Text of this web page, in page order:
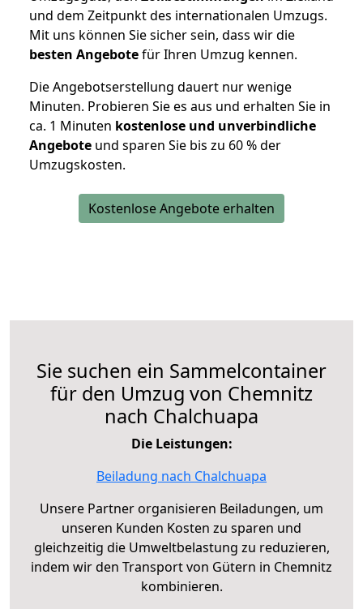
und dem Zeitpunkt des internationalen Umzugs.
Mit uns können Sie sicher sein, dass wir die
besten Angebotefür Ihren Umzug kennen.
Die Angebotserstellung dauert nur wenige
Minuten. Probieren Sie es aus und erhalten Sie in
ca. 1 Minuten kostenlose und unverbindliche
Angebote und sparen Sie bis zu 60 % der
Umzugskosten.
Kostenlose Angebote erhalten
Sie suchen ein Sammelcontainer
für den Umzug von Chemnitz
nach Chalchuapa
Die Leistungen:
Beiladung nach Chalchuapa
Unsere Partner organisieren Beiladungen, um
unseren Kunden Kosten zu sparen und
gleichzeitig die Umweltbelastung zu reduzieren,
indem wir den Transport von Gütern in Chemnitz
kombinieren.